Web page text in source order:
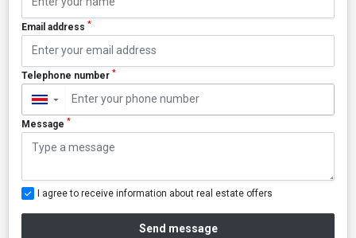
Email address *
Telephone number *
▼
Message *
I agree to receive information about real estate offers
Send message